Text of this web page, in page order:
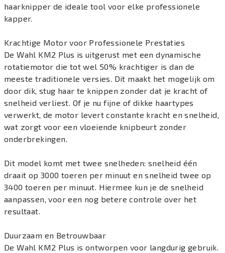
haarknipper de ideale tool voor elke professionele
kapper.
Krachtige Motor voor Professionele Prestaties
De Wahl KM2 Plus is uitgerust met een dynamische
rotatiemotor die tot wel 50% krachtiger is dan de
meeste traditionele versies. Dit maakt het mogelijk om
door dik, stug haar te knippen zonder dat je kracht of
snelheid verliest. Of je nu fijne of dikke haartypes
verwerkt, de motor levert constante kracht en snelheid,
wat zorgt voor een vloeiende knipbeurt zonder
onderbrekingen.
Dit model komt met twee snelheden: snelheid één
draait op 3000 toeren per minuut en snelheid twee op
3400 toeren per minuut. Hiermee kun je de snelheid
aanpassen, voor een nog betere controle over het
resultaat.
Duurzaam en Betrouwbaar
De Wahl KM2 Plus is ontworpen voor langdurig gebruik.